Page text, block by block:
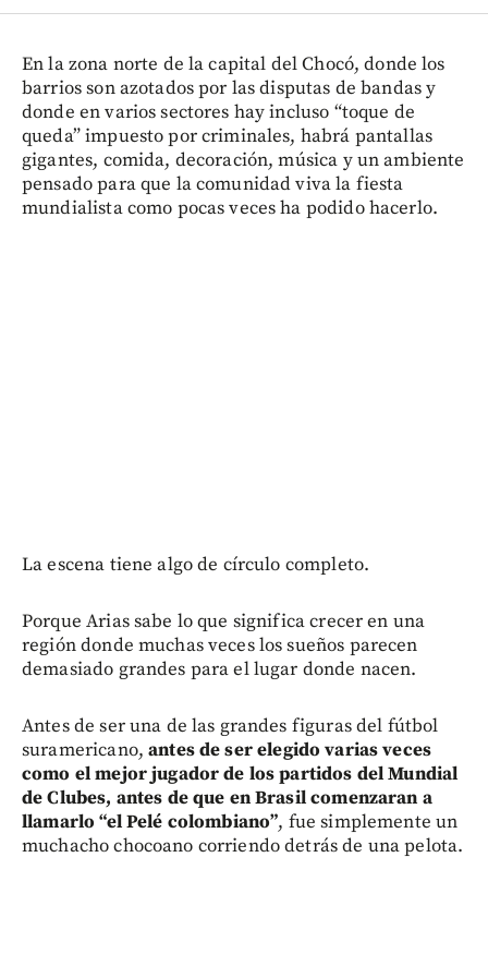
En la zona norte de la capital del Chocó, donde los
barrios son azotados por las disputas de bandas y
donde en varios sectores hay incluso “toque de
queda” impuesto por criminales, habrá pantallas
gigantes, comida, decoración, música y un ambiente
pensado para que la comunidad viva la fiesta
mundialista como pocas veces ha podido hacerlo.
La escena tiene algo de círculo completo.
Porque Arias sabe lo que significa crecer en una
región donde muchas veces los sueños parecen
demasiado grandes para el lugar donde nacen.
Antes de ser una de las grandes figuras del fútbol
suramericano,antes de ser elegido varias veces
como el mejor jugador de los partidos del Mundial
de Clubes, antes de que en Brasil comenzaran a
llamarlo “el Pelé colombiano”, fue simplemente un
muchacho chocoano corriendo detrás de una pelota.